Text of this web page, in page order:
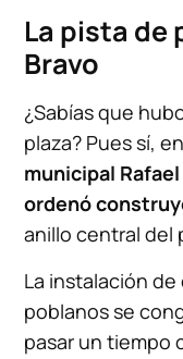
La pista de
Bravo
¿Sabías que
plaza? Pues sí,
municipal
ordenó
anillo central del
La instalación
poblanos se
pasar un tiempo